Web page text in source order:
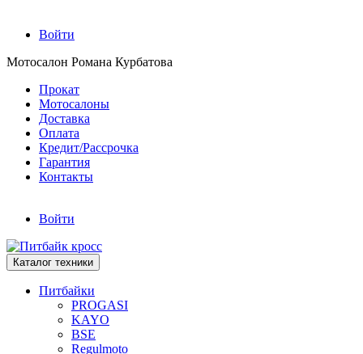
Войти
Мотосалон Романа Курбатова
Прокат
Мотосалоны
Доставка
Оплата
Кредит/Рассрочка
Гарантия
Контакты
Войти
Каталог техники
Питбайки
PROGASI
KAYO
BSE
Regulmoto